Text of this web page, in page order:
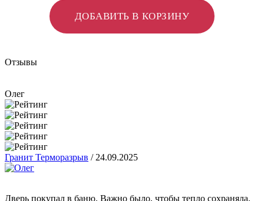
ДОБАВИТЬ В КОРЗИНУ
Отзывы
Олег
Гранит Терморазрыв / 24.09.2025
Дверь покупал в баню. Важно было, чтобы тепло сохраняла.